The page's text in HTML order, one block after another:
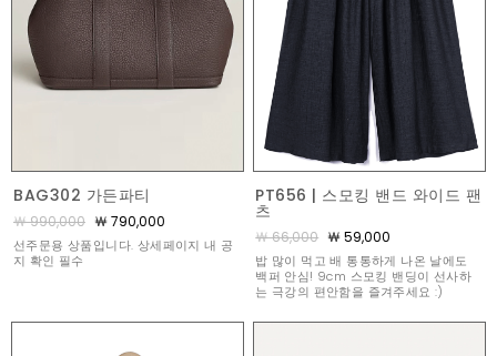
BAG302 가든파티
￦ 990,000 ￦ 790,000
선주문용 상품입니다. 상세페이지 내 공
지 확인 필수
PT656 | 스모킹 밴드 와이드 팬
츠
￦ 66,000 ￦ 59,000
밥 많이 먹고 배 통통하게 나온 날에도
백퍼 안심! 9cm 스모킹 밴딩이 선사하
는 극강의 편안함을 즐겨주세요 :)